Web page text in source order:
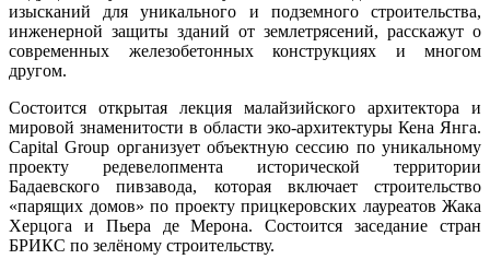
изысканий для уникального и подземного строительства,
инженерной защиты зданий от землетрясений, расскажут о
современных железобетонных конструкциях и многом
другом.
Состоится открытая лекция малайзийского архитектора и
мировой знаменитости в области эко-архитектуры Кена Янга.
Capital Group организует объектную сессию по уникальному
проекту редевелопмента исторической территории
Бадаевского пивзавода, которая включает строительство
«парящих домов» по проекту прицкеровских лауреатов Жака
Херцога и Пьера де Мерона. Состоится заседание стран
БРИКС по зелёному строительству.